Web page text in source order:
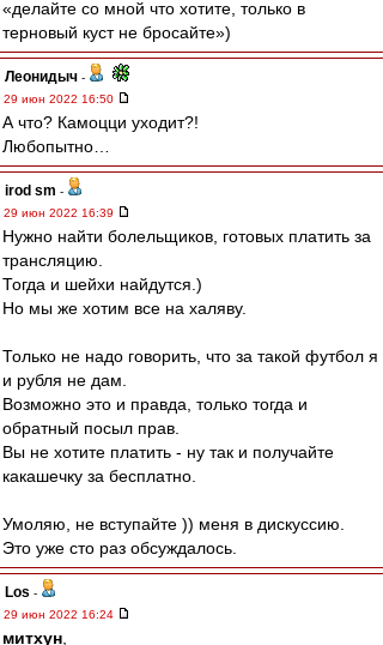
«делайте со мной что хотите, только в
терновый куст не бросайте»)
Леонидыч -
29 июн 2022 16:50
А что? Камоцци уходит?!
Любопытно…
irod sm -
29 июн 2022 16:39
Нужно найти болельщиков, готовых платить за
трансляцию.
Тогда и шейхи найдутся.)
Но мы же хотим все на халяву.
Только не надо говорить, что за такой футбол я
и рубля не дам.
Возможно это и правда, только тогда и
обратный посыл прав.
Вы не хотите платить - ну так и получайте
какашечку за бесплатно.
Умоляю, не вступайте )) меня в дискуссию.
Это уже сто раз обсуждалось.
Los -
29 июн 2022 16:24
митхун